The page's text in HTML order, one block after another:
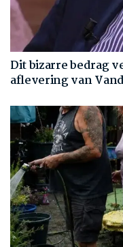
Dit bizarre bedrag
aflevering van